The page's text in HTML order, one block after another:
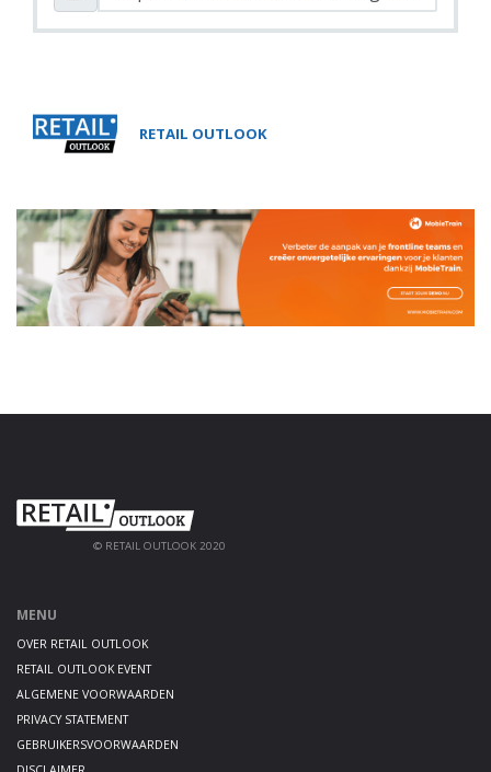
RETAIL OUTLOOK
© RETAIL OUTLOOK 2020
MENU
OVER RETAIL OUTLOOK
RETAIL OUTLOOK EVENT
ALGEMENE VOORWAARDEN
PRIVACY STATEMENT
GEBRUIKERSVOORWAARDEN